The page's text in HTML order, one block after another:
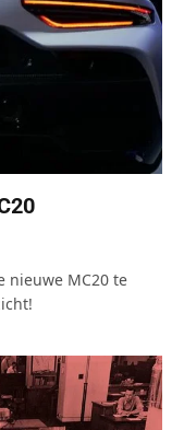
nieuwe MC20 te